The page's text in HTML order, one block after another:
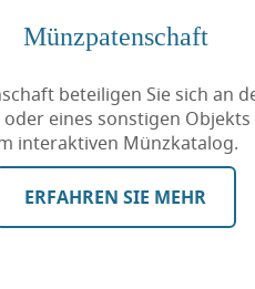
Münzpatenschaft
beteiligen Sie sich an
eines sonstigen
interaktiven Münzkatalog.
ERFAHREN SIE MEHR